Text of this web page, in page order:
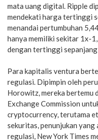
mata uang digital. Ripple
mendekati harga tertinggi
menandai pertumbuhan
hanya memiliki sekitar 1x-
dengan tertinggi sepanjang
Para kapitalis ventura
regulasi. Dipimpin oleh
Horowitz, mereka bertemu
Exchange Commission
cryptocurrency, terutama
sekuritas, penunjukan
regulasi, New York Times